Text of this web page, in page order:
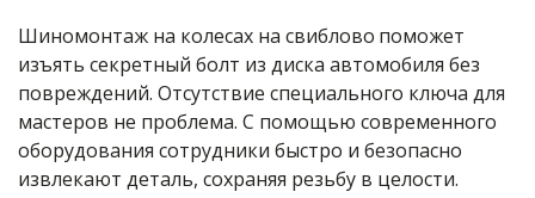
Шиномонтаж на колесах на свиблово поможет
изъять секретный болт из диска автомобиля без
повреждений. Отсутствие специального ключа для
мастеров не проблема. С помощью современного
оборудования сотрудники быстро и безопасно
извлекают деталь, сохраняя резьбу в целости.